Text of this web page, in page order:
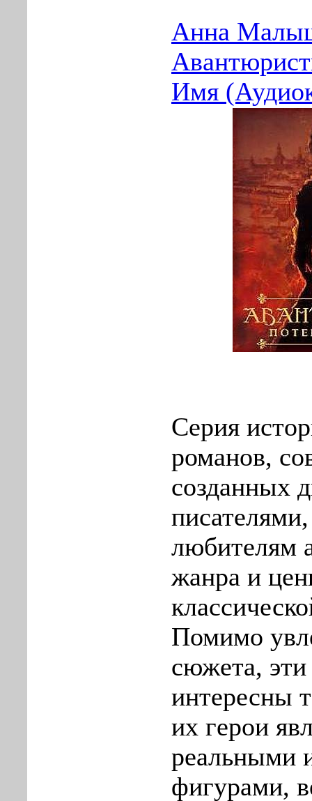
Анна
Имя
Серия
романов,
созданных
любителям
жанра и
Помимо
сюжета,
интересны
их герои
реальными
фигурами,